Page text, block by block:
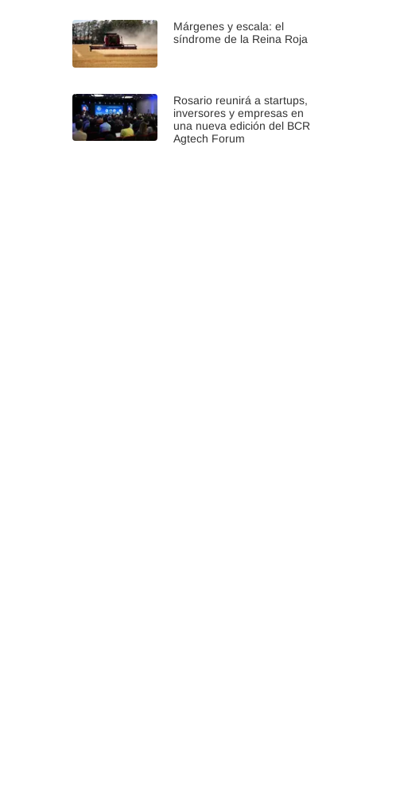
Márgenes y escala: el
síndrome de la Reina Roja
Rosario reunirá a startups,
inversores y empresas en
una nueva edición del BCR
Agtech Forum